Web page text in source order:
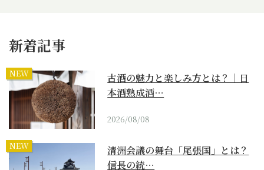
新着記事
NEW
古酒の魅力と楽しみ方とは？｜日
本酒熟成酒…
2026/08/08
NEW
清洲会議の舞台「尾張国」とは？
信長の統…